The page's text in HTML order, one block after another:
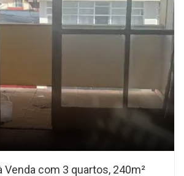
Venda com 3 quartos, 240m²